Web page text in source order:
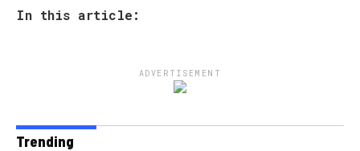
In this article:
ADVERTISEMENT
Trending